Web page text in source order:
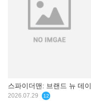
스파이더맨: 브랜드 뉴 데이
2026.07.29 12